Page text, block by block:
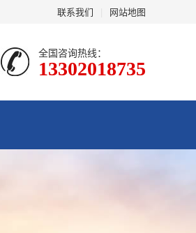
联系我们 网站地图
全国咨询热线：
13302018735